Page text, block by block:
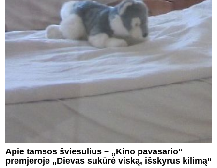
Apie tamsos šviesulius – „Kino pavasario“
premjeroje „Dievas sukūrė viską, išskyrus kilimą“